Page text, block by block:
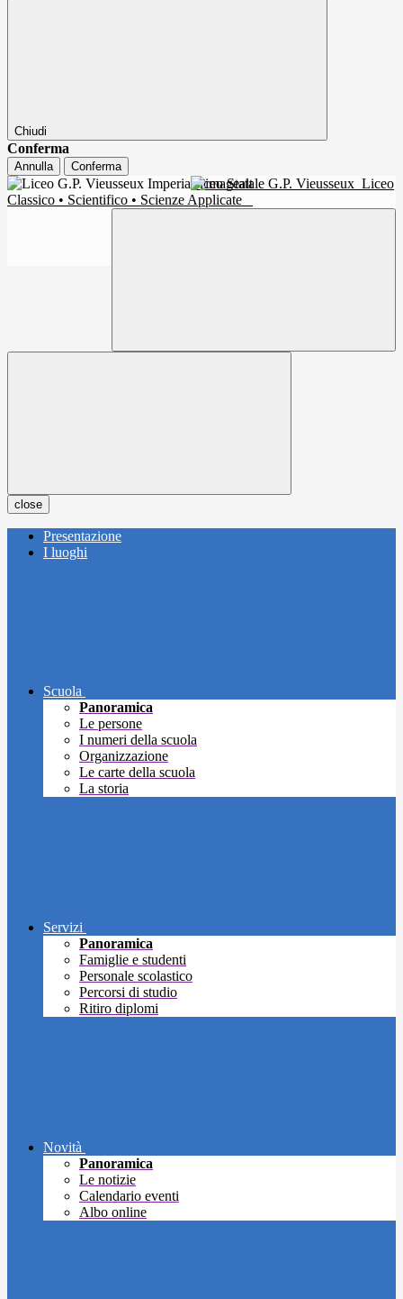
Chiudi
Conferma
Annulla Conferma
Liceo Statale G.P. Vieusseux Liceo
Classico • Scientifico • Scienze Applicate
close
Presentazione
I luoghi
Scuola
Panoramica
Le persone
I numeri della scuola
Organizzazione
Le carte della scuola
La storia
Servizi
Panoramica
Famiglie e studenti
Personale scolastico
Percorsi di studio
Ritiro diplomi
Novità
Panoramica
Le notizie
Calendario eventi
Albo online